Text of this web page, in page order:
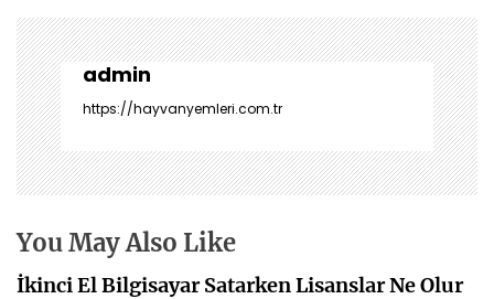
ı
g
e
z
i
n
m
s
i
admin
https://hayvanyemleri.com.tr
You May Also Like
İkinci El Bilgisayar Satarken Lisanslar Ne Olur